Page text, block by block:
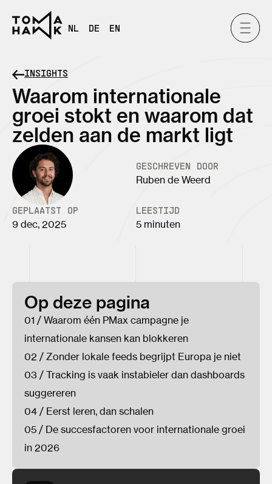
NL DE EN
INSIGHTS
Waarom internationale
groei stokt en waarom dat
zelden aan de markt ligt
GESCHREVEN DOOR
Ruben de Weerd
GEPLAATST OP
9 dec, 2025
LEESTIJD
5 minuten
Op deze pagina
01 / Waarom één PMax campagne je
internationale kansen kan blokkeren
02 / Zonder lokale feeds begrijpt Europa je niet
03 / Tracking is vaak instabieler dan dashboards
suggereren
04 / Eerst leren, dan schalen
05 / De succesfactoren voor internationale groei
in 2026